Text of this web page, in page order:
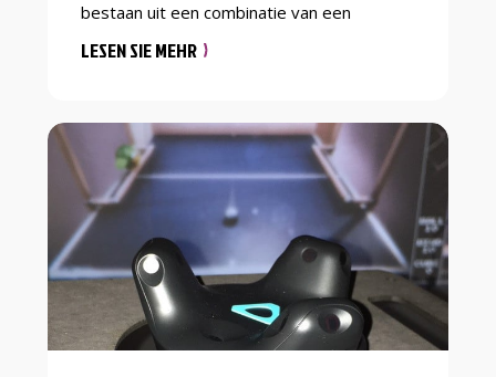
bestaan uit een combinatie van een
innovatieve verfrissende blik op de markt
oplossingsgerichtheid en samenwerking.
Om het welzijn van consumenten te
verbeteren, biedt Mudita Medical medische
innovatieve […]
LESEN SIE MEHR